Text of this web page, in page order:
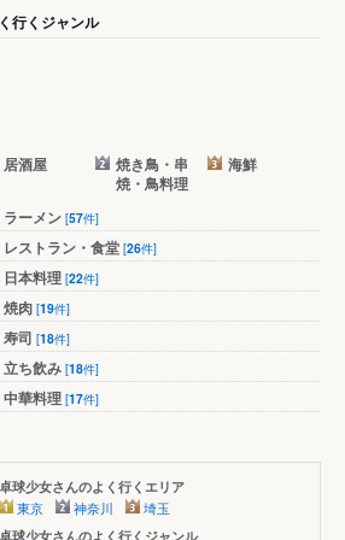
行くジャンル
居酒屋
焼き鳥・串
焼・鳥料理
海鮮
ラーメン [57件]
レストラン・食堂 [26件]
日本料理 [22件]
焼肉 [19件]
寿司 [18件]
立ち飲み [18件]
中華料理 [17件]
卓球少女さんのよく行くエリア
東京 神奈川 埼玉
卓球少女さんのよく行くジャンル